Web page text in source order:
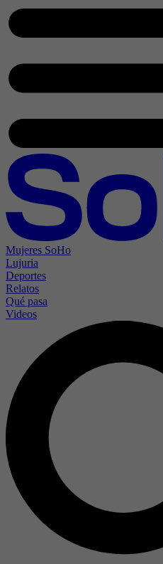
Mujeres SoHo
Lujuria
Deportes
Relatos
Qué pasa
Videos